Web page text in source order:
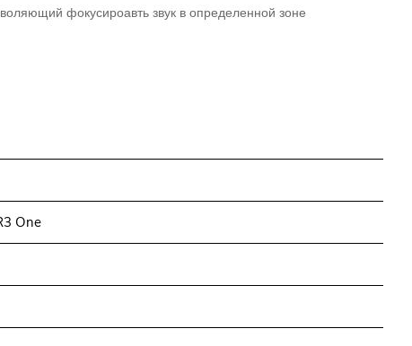
фокусироавть звук в определенной зоне
One